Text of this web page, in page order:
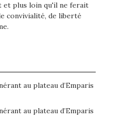
et plus loin qu'il ne ferait
convivialité, de liberté
au plateau d’Emparis
au plateau d’Emparis